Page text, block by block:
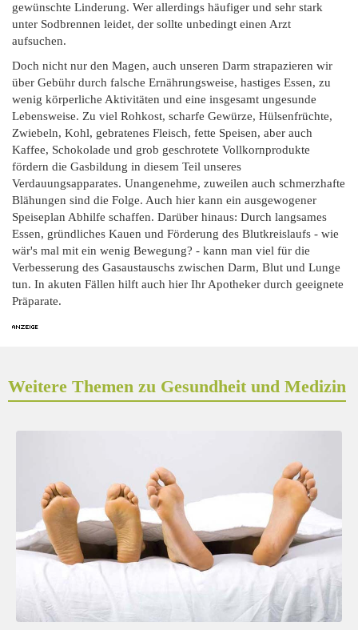
gewünschte Linderung. Wer allerdings häufiger und sehr stark
unter Sodbrennen leidet, der sollte unbedingt einen Arzt
aufsuchen.
Doch nicht nur den Magen, auch unseren Darm strapazieren wir
über Gebühr durch falsche Ernährungsweise, hastiges Essen, zu
wenig körperliche Aktivitäten und eine insgesamt ungesunde
Lebensweise. Zu viel Rohkost, scharfe Gewürze, Hülsenfrüchte,
Zwiebeln, Kohl, gebratenes Fleisch, fette Speisen, aber auch
Kaffee, Schokolade und grob geschrotete Vollkornprodukte
fördern die Gasbildung in diesem Teil unseres
Verdauungsapparates. Unangenehme, zuweilen auch schmerzhafte
Blähungen sind die Folge. Auch hier kann ein ausgewogener
Speiseplan Abhilfe schaffen. Darüber hinaus: Durch langsames
Essen, gründliches Kauen und Förderung des Blutkreislaufs - wie
wär's mal mit ein wenig Bewegung? - kann man viel für die
Verbesserung des Gasaustauschs zwischen Darm, Blut und Lunge
tun. In akuten Fällen hilft auch hier Ihr Apotheker durch geeignete
Präparate.
Weitere Themen zu Gesundheit und Medizin